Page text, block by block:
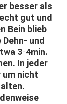
besser als
gut und
Bein blieb
und
3-4min.
In jeder
um nicht